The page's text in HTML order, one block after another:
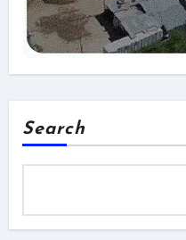
Search